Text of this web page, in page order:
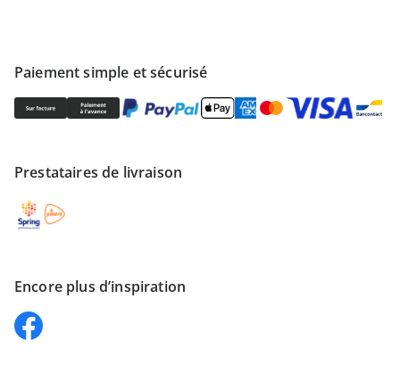
Paiement simple et sécurisé
Prestataires de livraison
Encore plus d’inspiration